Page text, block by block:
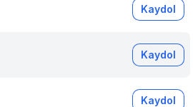
Kaydol
Kaydol
Kaydol